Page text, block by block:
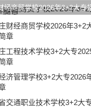
经商贸学校2026年3+2大专
财经商贸学校2026年3+2
章
工程技术学校3+2大专
章
济管理学校3+2大专2026
交通职业技术学校3+2大